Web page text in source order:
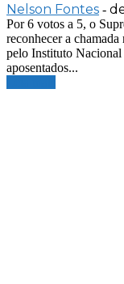
Nelson Fontes -
Por 6 votos a 5, o
reconhecer a
pelo Instituto
aposentados...